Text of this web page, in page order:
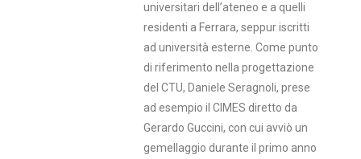
universitari dell’ateneo e a quelli
residenti a Ferrara, seppur iscritti
ad università esterne. Come punto
di riferimento nella progettazione
del CTU, Daniele Seragnoli, prese
ad esempio il CIMES diretto da
Gerardo Guccini, con cui avviò un
gemellaggio durante il primo anno